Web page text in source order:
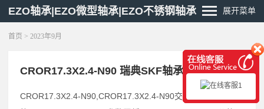
EZO轴承|EZO微型轴承|EZO不锈钢轴承 展开菜单
首页 > 2023年9月
CROR17.3X2.4-N90 瑞典SKF轴承 308TN9/C3
CROR17.3X2.4-N90,CROR17.3X2.4-N90交期价